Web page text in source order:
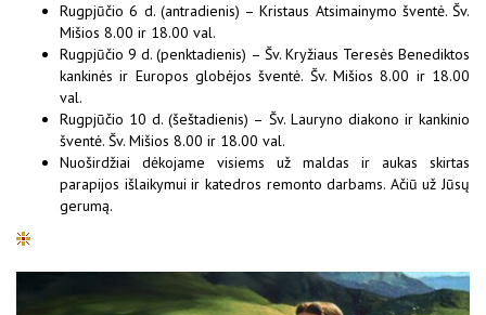
Rugpjūčio 6 d. (antradienis) – Kristaus Atsimainymo šventė. Šv.
Mišios 8.00 ir 18.00 val.
Rugpjūčio 9 d. (penktadienis) – Šv. Kryžiaus Teresės Benediktos
kankinės ir Europos globėjos šventė. Šv. Mišios 8.00 ir 18.00
val.
Rugpjūčio 10 d. (šeštadienis) – Šv. Lauryno diakono ir kankinio
šventė. Šv. Mišios 8.00 ir 18.00 val.
Nuoširdžiai dėkojame visiems už maldas ir aukas skirtas
parapijos išlaikymui ir katedros remonto darbams. Ačiū už Jūsų
gerumą.